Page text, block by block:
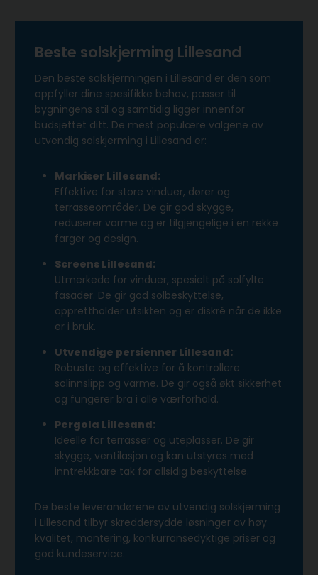
Beste solskjerming Lillesand
Den beste solskjermingen i Lillesand er den som
oppfyller dine spesifikke behov, passer til
bygningens stil og samtidig ligger innenfor
budsjettet ditt. De mest populære valgene av
utvendig solskjerming i Lillesand er:
Markiser Lillesand:
Effektive for store vinduer, dører og
terrasseområder. De gir god skygge,
reduserer varme og er tilgjengelige i en rekke
farger og design.
Screens Lillesand:
Utmerkede for vinduer, spesielt på solfylte
fasader. De gir god solbeskyttelse,
opprettholder utsikten og er diskré når de ikke
er i bruk.
Utvendige persienner Lillesand:
Robuste og effektive for å kontrollere
solinnslipp og varme. De gir også økt sikkerhet
og fungerer bra i alle værforhold.
Pergola Lillesand:
Ideelle for terrasser og uteplasser. De gir
skygge, ventilasjon og kan utstyres med
inntrekkbare tak for allsidig beskyttelse.
De beste leverandørene av utvendig solskjerming
i Lillesand tilbyr skreddersydde løsninger av høy
kvalitet, montering, konkurransedyktige priser og
god kundeservice.